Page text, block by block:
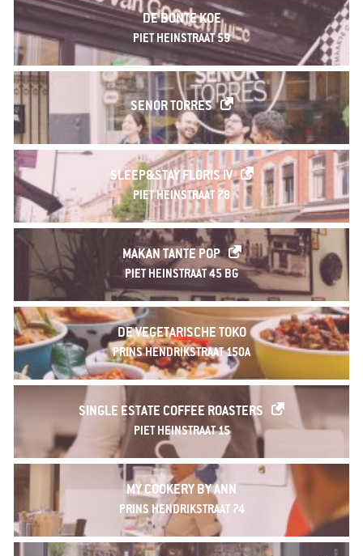
DE BONTE KOE
PIET HEINSTRAAT 59
SENOR TORRES
SLEEP&STAY FLORIS IV
PIET HEINSTRAAT 78
MAKAN TANTE POP
PIET HEINSTRAAT 45 BG
DE VEGETARISCHE TOKO
PRINS HENDRIKSTRAAT 150A
SINGLE ESTATE COFFEE ROASTERS
PIET HEINSTRAAT 15
MY COOKERY BY ANN
PRINS HENDRIKSTRAAT 74